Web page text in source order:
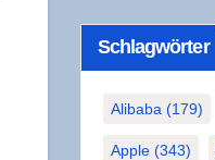
Schlag­wör­ter
Alibaba (179)
Apple(343)